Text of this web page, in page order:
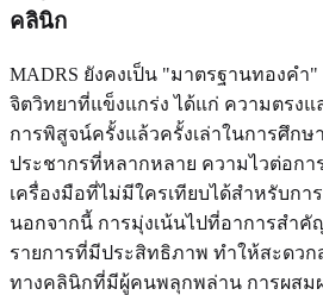
คลินิก
MADRS ยังคงเป็น "มาตรฐานทองค
จิตวิทยาที่แข็งแกร่ง ได้แก่ ความตรงแ
การพิสูจน์ครั้งแล้วครั้งเล่าในการศึก
ประชากรที่หลากหลาย ความไวต่อกา
เครื่องมือที่ไม่มีใครเทียบได้สำหรับกา
นอกจากนี้ การมุ่งเน้นไปที่อาการสำคั
รายการที่มีประสิทธิภาพ ทำให้สะดว
ทางคลินิกที่มีผู้คนพลุกพล่าน การผสม